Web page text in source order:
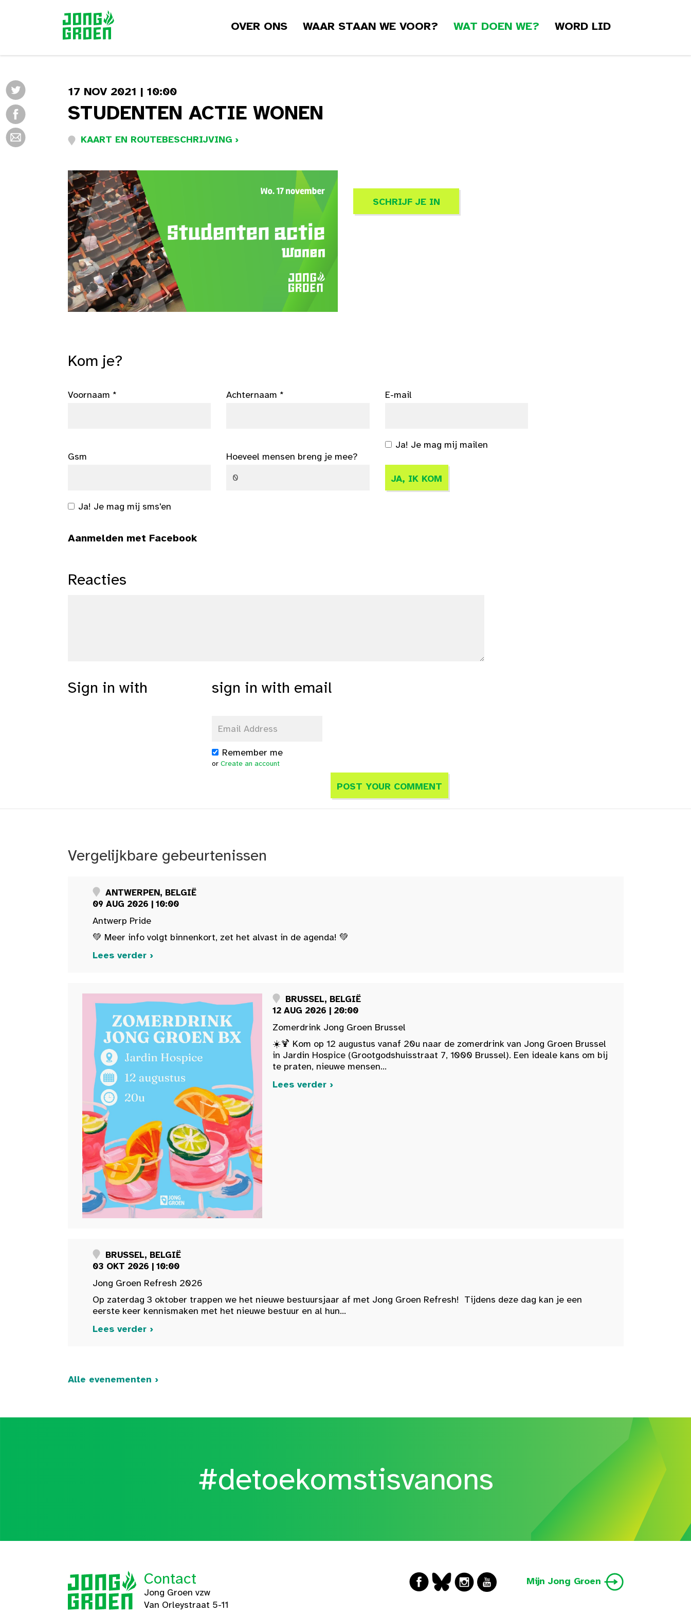
OVER ONS WAAR STAAN WE VOOR? WAT DOEN WE? WORD LID
17 NOV 2021 | 10:00
STUDENTEN ACTIE WONEN
KAART EN ROUTEBESCHRIJVING ›
SCHRIJF JE IN
Kom je?
Voornaam * Achternaam * E-mail
Ja! Je mag mij mailen
Gsm
Ja! Je mag mij sms'en
Hoeveel mensen breng je mee?
Aanmelden met Facebook
Reacties
Sign in with sign in with email
Remember me
or Create an account
Vergelijkbare gebeurtenissen
ANTWERPEN, BELGIË
09 AUG 2026 | 10:00
Antwerp Pride
💚 Meer info volgt binnenkort, zet het alvast in de agenda! 💚
Lees verder ›
BRUSSEL, BELGIË
12 AUG 2026 | 20:00
Zomerdrink Jong Groen Brussel
☀️🍹 Kom op 12 augustus vanaf 20u naar de zomerdrink van Jong Groen Brussel
in Jardin Hospice (Grootgodshuisstraat 7, 1000 Brussel). Een ideale kans om bij
te praten, nieuwe mensen...
Lees verder ›
BRUSSEL, BELGIË
03 OKT 2026 | 10:00
Jong Groen Refresh 2026
Op zaterdag 3 oktober trappen we het nieuwe bestuursjaar af met Jong Groen Refresh! Tijdens deze dag kan je een
eerste keer kennismaken met het nieuwe bestuur en al hun...
Lees verder ›
Alle evenementen ›
#detoekomstisvanons
Contact
Jong Groen vzw
Van Orleystraat 5-11
Mijn Jong Groen